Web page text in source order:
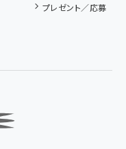
プレゼント／応募